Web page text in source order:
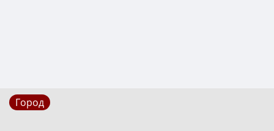
Город